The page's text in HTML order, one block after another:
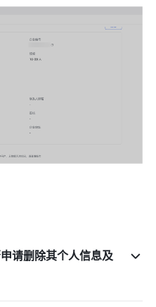
请删除其个人信息及